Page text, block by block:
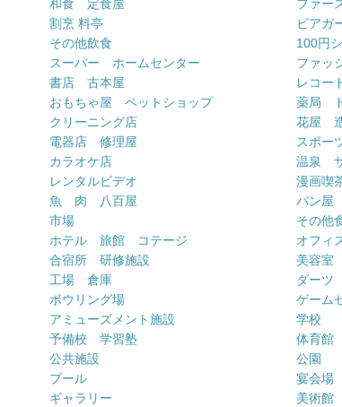
和食 定食屋
ファー
割烹 料亭
ビアガ
その他飲食
100円
スーパー ホームセンター
ファッ
書店 古本屋
レコー
おもちゃ屋 ペットショップ
薬局
クリーニング店
花屋
電器店 修理屋
スポー
カラオケ店
温泉
レンタルビデオ
漫画喫
魚 肉 八百屋
パン屋
市場
その他
ホテル 旅館 コテージ
オフィ
合宿所 研修施設
美容室
工場 倉庫
ダーツ
ボウリング場
ゲーム
アミューズメント施設
学校
予備校 学習塾
体育館
公共施設
公園
プール
宴会場
ギャラリー 美術館